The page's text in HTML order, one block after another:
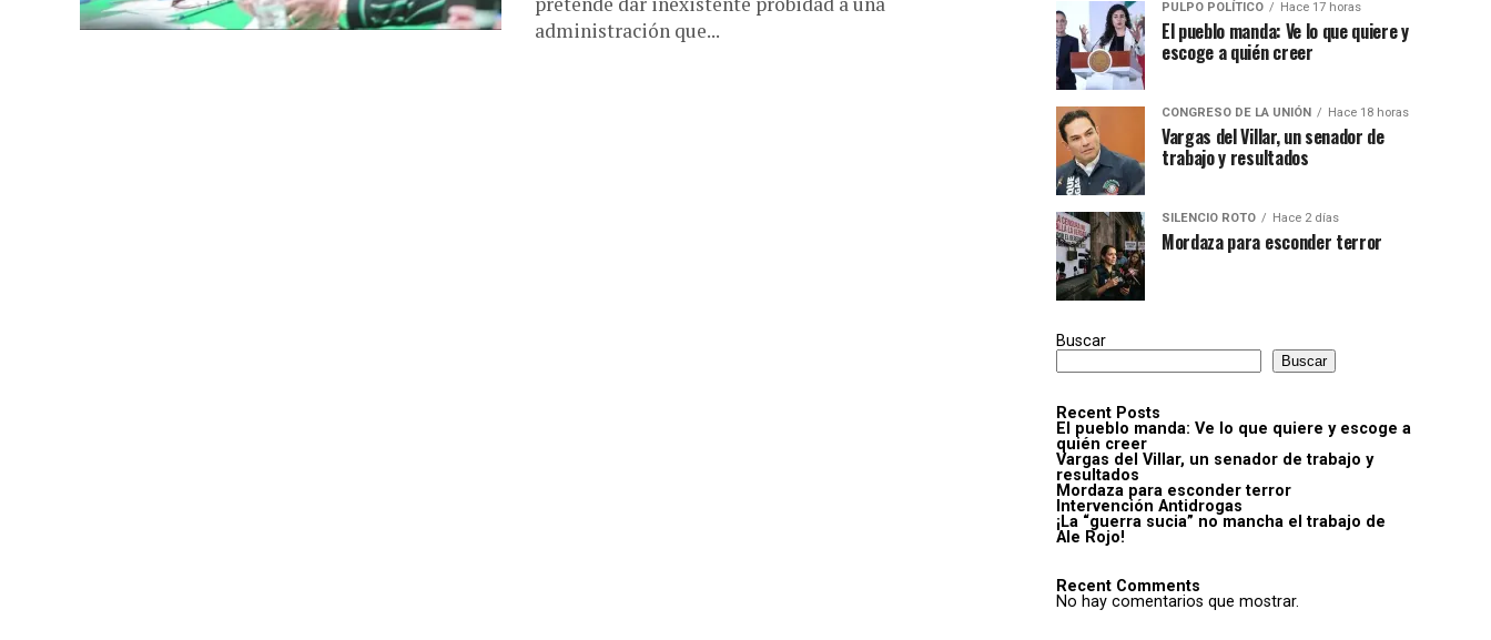
administración que...
PULPO POLÍTICO Hace 17 horas
El pueblo manda: Ve lo que quiere y
escoge a quién creer
CONGRESO DE LA UNIÓN Hace 18 horas
Vargas del Villar, un senador de
trabajo y resultados
SILENCIO ROTO Hace 2 días
Mordaza para esconder terror
Buscar
Buscar
Recent Posts
El pueblo manda: Ve lo que quiere y escoge a
quién creer
Vargas del Villar, un senador de trabajo y
resultados
Mordaza para esconder terror
Intervención Antidrogas
¡La “guerra sucia” no mancha el trabajo de
Ale Rojo!
Recent Comments
No hay comentarios que mostrar.